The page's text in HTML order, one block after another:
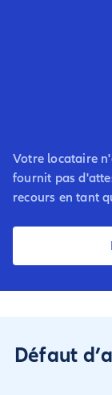
Votre locataire
fournit pas
recours en tant
Défaut